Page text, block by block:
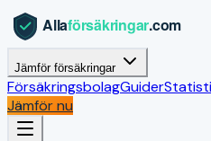
Jämför försäkringar
FörsäkringsbolagGuider
Jämför nu